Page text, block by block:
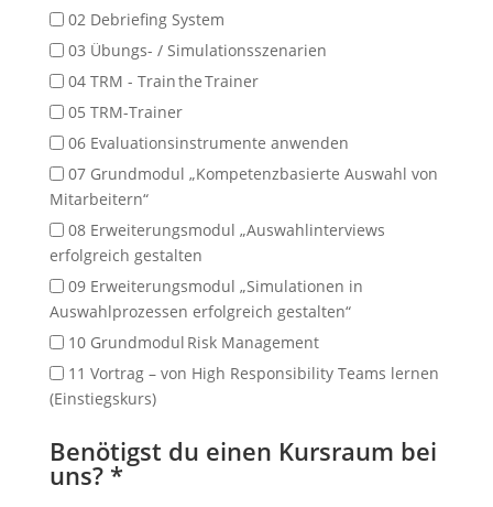
02 Debriefing System​
03 Übungs- / Simulationsszenarien
04 TRM - Train the Trainer
05 TRM-Trainer
06 Evaluationsinstrumente anwenden
07 Grundmodul „Kompetenzbasierte Auswahl von
Mitarbeitern“
08 Erweiterungsmodul „Auswahlinterviews
erfolgreich gestalten
09 Erweiterungsmodul „Simulationen in
Auswahlprozessen erfolgreich gestalten“
10 Grundmodul Risk Management
11 Vortrag – von High Responsibility Teams lernen
(Einstiegskurs)
Benötigst du einen Kursraum bei
uns? *